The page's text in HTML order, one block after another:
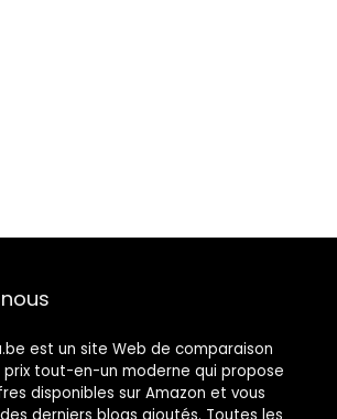
est un site Web de comparaison
tout-en-un moderne qui propose
disponibles sur Amazon et vous